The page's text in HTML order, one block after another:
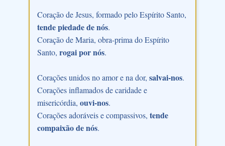
Coração de Jesus, formado pelo Espírito Santo,
tende piedade de nós.
Coração de Maria, obra-prima do Espírito
Santo, rogai por nós.
Corações unidos no amor e na dor, salvai-nos.
Corações inflamados de caridade e
misericórdia, ouvi-nos.
Corações adoráveis e compassivos, tende
compaixão de nós.